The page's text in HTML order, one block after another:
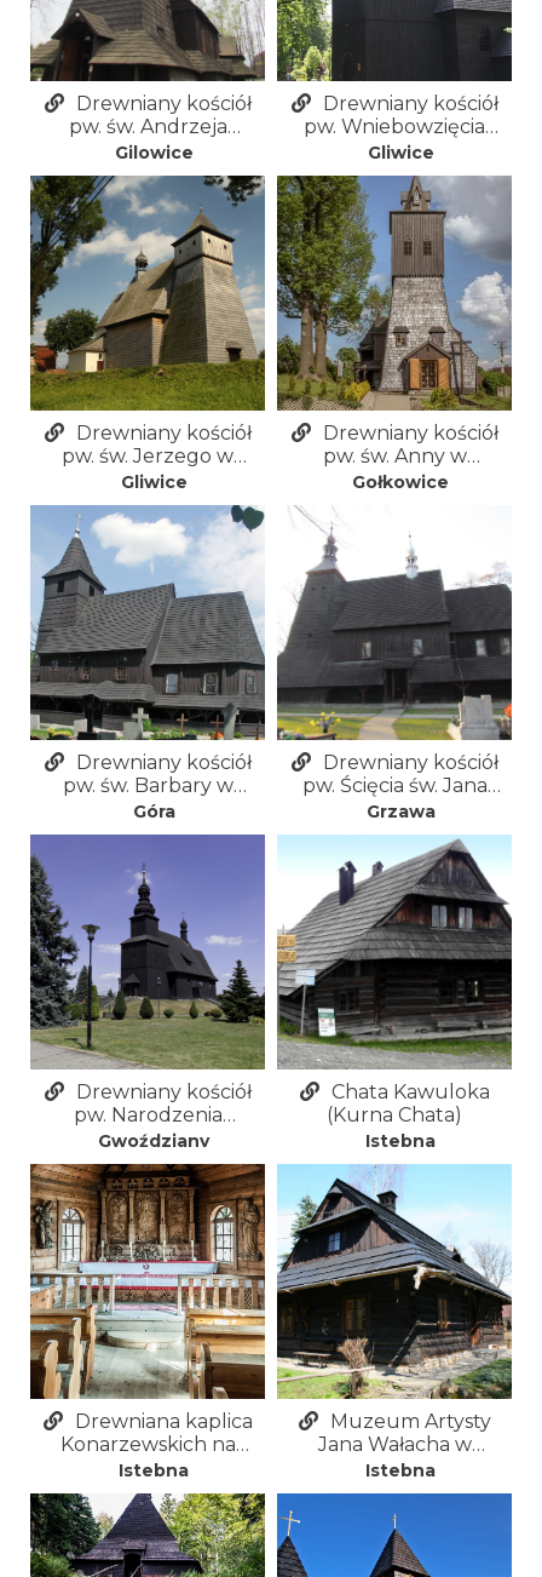
Drewniany kościół
pw. św. Andrzeja
Apostoła w Gilowicach
Gilowice
Drewniany kościół
pw. Wniebowzięcia
Najświętszej Marii
Panny w Gliwicach
Gliwice
Drewniany kościół
pw. św. Jerzego w
Gliwicach-Ostropie
Gliwice
Drewniany kościół
pw. św. Anny w
Gołkowicach
Gołkowice
Drewniany kościół
pw. św. Barbary w
Górze
Góra
Drewniany kościół
pw. Ścięcia św. Jana
Chrzciciela w Grzawie
Grzawa
Drewniany kościół
pw. Narodzenia
Najświętszej Marii
Panny w
Gwoździanach
Gwoździany
Chata Kawuloka
(Kurna Chata)
Istebna
Drewniana kaplica
Konarzewskich na
Buczniku w Istebnej-
Andziołówce
Istebna
Muzeum Artysty
Jana Wałacha w
Istebnej-Andziołówce
Istebna